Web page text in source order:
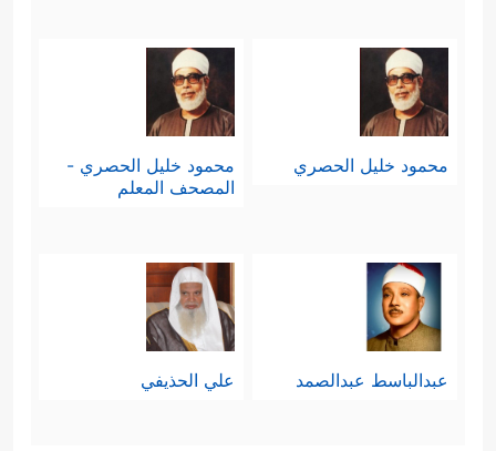
محمود خليل الحصري
محمود خليل الحصري -
المصحف المعلم
عبدالباسط عبدالصمد علي الحذيفي